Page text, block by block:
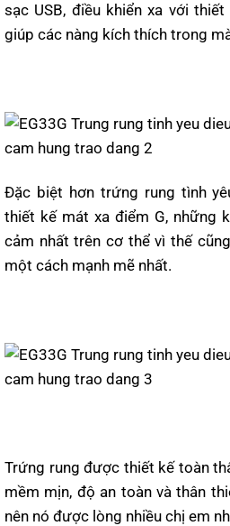
sạc USB, điều khiển xa với
giúp các nàng kích thích trong
Đặc biệt hơn trứng rung tình
thiết kế mát xa điểm G, những
cảm nhất trên cơ thể vì thế
một cách mạnh mẽ nhất.
Trứng rung được thiết kế toàn
mềm mịn, độ an toàn và thân
nên nó được lòng nhiều chị em